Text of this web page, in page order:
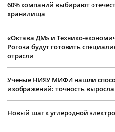
60% компаний выбирают
хранилища
«Октава ДМ» и Технико-
Рогова будут готовить
отрасли
Учëные НИЯУ МИФИ нашли
изображений: точность выросла
Новый шаг к углеродной